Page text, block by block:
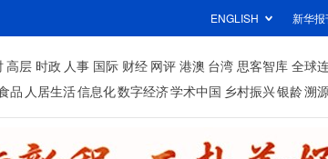
ENGLISH 新华报
高层 时政 人事 国际 财经 网评 港澳 台湾 思客智库 全球
品 人居生活信息化数字经济学术中国 乡村振兴银龄溯